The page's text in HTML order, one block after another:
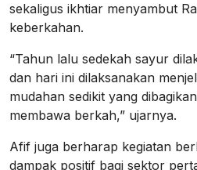
sekaligus ikhtiar menyambut
keberkahan.
“Tahun lalu sedekah sayur
dan hari ini dilaksanakan
mudahan sedikit yang
membawa berkah,” ujarnya.
Afif juga berharap kegiatan
dampak positif bagi sektor